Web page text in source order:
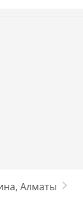
Алматы